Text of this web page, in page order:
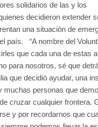
solidarios de las y los
decidieron extender
una situación de
país. “A nombre del
que cada una de estas
para nosotros, sé que
que decidió ayudar, una
muchas personas que
cruzar cualquier frontera.
y por recordarnos que